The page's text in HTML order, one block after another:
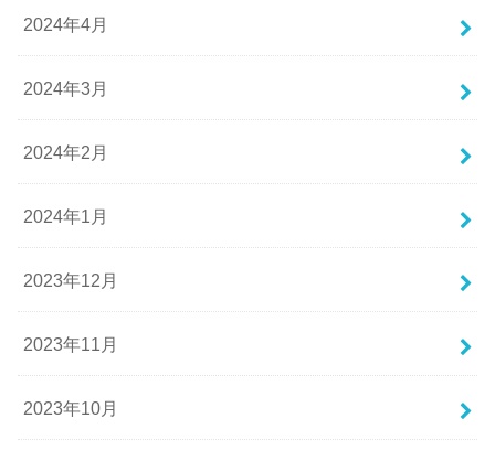
2024年4月
2024年3月
2024年2月
2024年1月
2023年12月
2023年11月
2023年10月